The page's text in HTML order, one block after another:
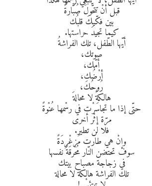
قبل أنْ تتحَّولَ صُبَّارةً
بين فكّيكَ قلبُك
كيما تجيدَ حراستها.
أيّها الطّفل، تلك الفراشةُ
صوتك،
أمّك،
أرْضُك،
رُوحُكَ،
هالكةٌ لا محالةَ
حتّى إذا ما تجاسَرْت في رسْمها عُنْوةً
مرّة إثْر أخرى
فلا لن تطير.
وإنْ هي طارت مُزغْرِدَةً
سوف تحتضن النّار مُحْرقَةً نفسها
في زجاجة مصباح بيتك
تلك الفراشة هالكة لا محالة